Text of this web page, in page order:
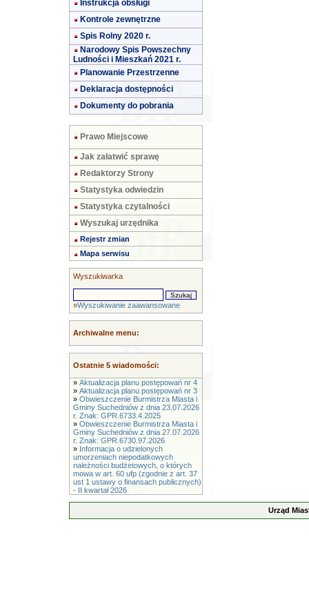
Instrukcja obsługi
Kontrole zewnętrzne
Spis Rolny 2020 r.
Narodowy Spis Powszechny
Ludności i Mieszkań 2021 r.
Planowanie Przestrzenne
Deklaracja dostępności
Dokumenty do pobrania
Prawo Miejscowe
Jak załatwić sprawę
Redaktorzy Strony
Statystyka odwiedzin
Statystyka czytalności
Wyszukaj urzędnika
Rejestr zmian
Mapa serwisu
Wyszukiwarka
»Wyszukiwanie zaawansowane
Archiwalne menu:
Ostatnie 5 wiadomości:
» Aktualizacja planu postępowań nr 4
» Aktualizacja planu postępowań nr 3
» Obwieszczenie Burmistrza Miasta i
Gminy Suchedniów z dnia 23.07.2026
r. Znak: GPR.6733.4.2025
» Obwieszczenie Burmistrza Miasta i
Gminy Suchedniów z dnia 27.07.2026
r. Znak: GPR.6730.97.2026
» Informacja o udzielonych
umorzeniach niepodatkowych
należności budżetowych, o których
mowa w art. 60 ufp (zgodnie z art. 37
ust 1 ustawy o finansach publicznych)
- II kwartał 2026
Urząd